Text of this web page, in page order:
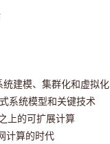
统建模、集群化和虚拟化
系统模型和关键技术
上的可扩展计算
计算的时代